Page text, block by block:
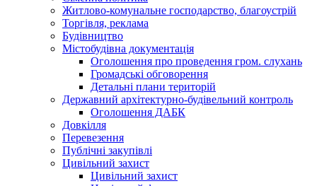
Житлово-комунальне господарство, благоустрій
Торгівля, реклама
Будівництво
Містобудівна документація
Оголошення про проведення гром. слухань
Громадські обговорення
Детальні плани територій
Державний архітектурно-будівельний контроль
Оголошення ДАБК
Довкілля
Перевезення
Публічні закупівлі
Цивільний захист
Цивільний захист